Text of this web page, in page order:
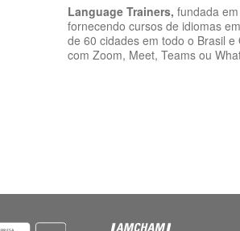
Language Trainers, fundada
fornecendo cursos de idiomas
de 60 cidades em todo o Brasil e
com Zoom, Meet, Teams ou